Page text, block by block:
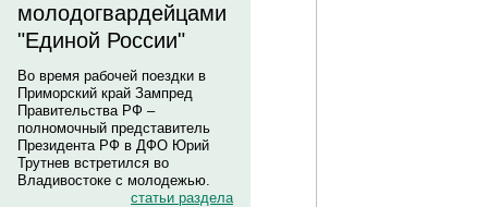
молодогвардейцами
"Единой России"
Во время рабочей поездки в
Приморский край Зампред
Правительства РФ –
полномочный представитель
Президента РФ в ДФО Юрий
Трутнев встретился во
Владивостоке с молодежью.
статьи раздела